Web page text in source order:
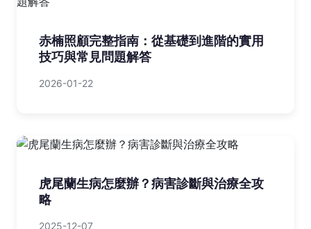
赤楠照顧完整指南：從基礎到進階的實用
技巧與常見問題解答
2026-01-22
虎尾蘭生病怎麼辦？病害診斷與治療全攻
略
2025-12-07